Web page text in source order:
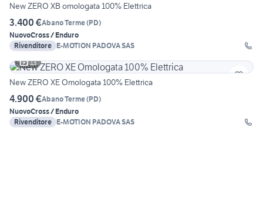
New ZERO XB omologata 100% Elettrica
3.400 €Abano Terme(PD)
NuovoCross / Enduro
Rivenditore E-MOTION PADOVA SAS
13
New ZERO XE Omologata 100% Elettrica
4.900 €Abano Terme(PD)
NuovoCross / Enduro
Rivenditore E-MOTION PADOVA SAS